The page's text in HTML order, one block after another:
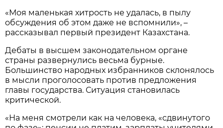
«Моя маленькая хитрость не удалась, в пылу
обсуждения об этом даже не вспомнили», –
рассказывал первый президент Казахстана.
Дебаты в высшем законодательном органе
страны развернулись весьма бурные.
Большинство народных избранников склонялось
в мысли проголосовать против предложения
главы государства. Ситуация становилась
критической.
«На меня смотрели как на человека, «сдвинутого